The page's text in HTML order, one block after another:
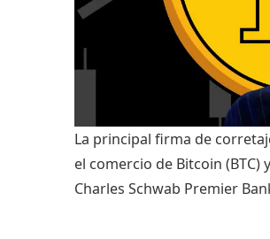
La principal firma de
el comercio de Bitcoin (BTC)
Charles Schwab Premier